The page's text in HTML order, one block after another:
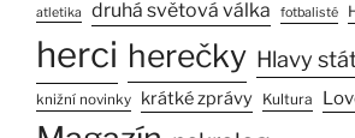
atletika druhá světová válka fotbalisté
herci herečky Hlavy
knižní novinky krátké zprávy Kultura